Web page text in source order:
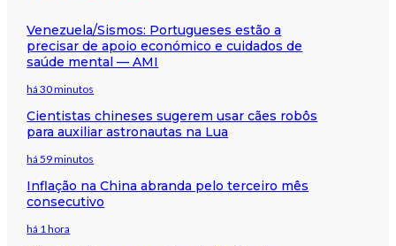
Venezuela/Sismos: Portugueses estão a
precisar de apoio económico e cuidados de
saúde mental — AMI
há 30 minutos
Cientistas chineses sugerem usar cães robôs
para auxiliar astronautas na Lua
há 59 minutos
Inflação na China abranda pelo terceiro mês
consecutivo
há 1 hora